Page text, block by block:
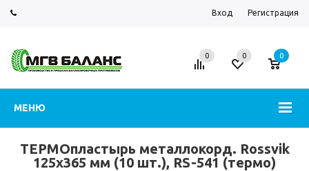
Вход Регистрация
МЕНЮ
0 0 0
ТЕРМОпластырь металлокорд. Rossvik
125х365 мм (10 шт.), RS-541 (термо)